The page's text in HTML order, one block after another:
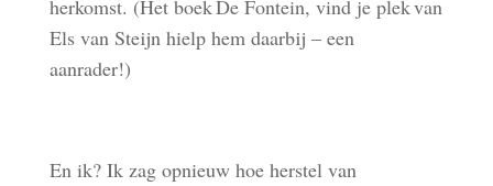
herkomst. (Het boek De Fontein, vind je plek van
Els van Steijn hielp hem daarbij – een
aanrader!)
En ik? Ik zag opnieuw hoe herstel van